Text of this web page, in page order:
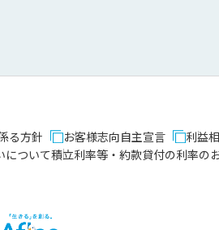
る方針 お客様志向自主宣言 利益
について積立利率等・約款貸付の利率の